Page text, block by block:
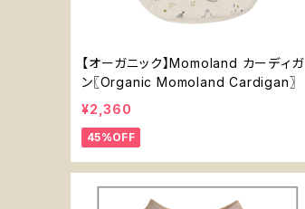
【オーガニック】Momoland カーディガ
ン〖Organic Momoland Cardigan〗
¥2,360
45%OFF